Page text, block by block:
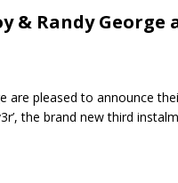
& Randy George
are pleased to announce
the brand new third